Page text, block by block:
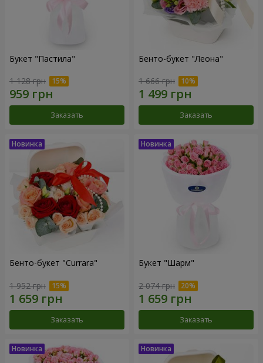
Букет "Пастила"
1 128 грн
Заказать
Бенто-букет "Леона"
1 666 грн
Заказать
Бенто-букет "Currara"
1 952 грн
Заказать
Букет "Шарм"
2 074 грн
Заказать